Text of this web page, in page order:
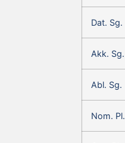
Dat. Sg.
Akk. Sg.
Abl. Sg.
Nom. Pl.